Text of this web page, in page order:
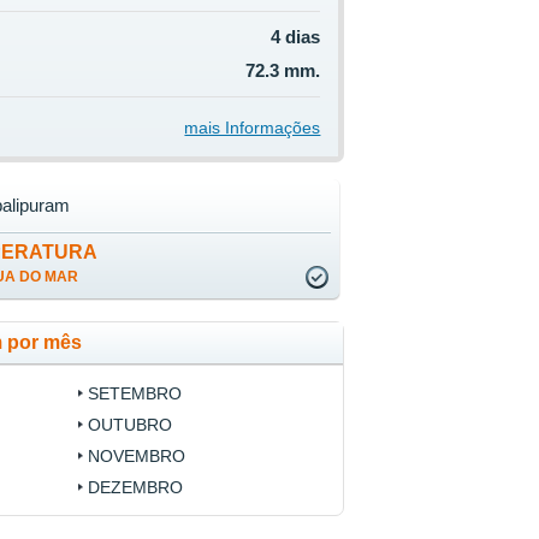
4 dias
72.3 mm.
mais Informações
DO MAR
por mês
SETEMBRO
OUTUBRO
NOVEMBRO
DEZEMBRO